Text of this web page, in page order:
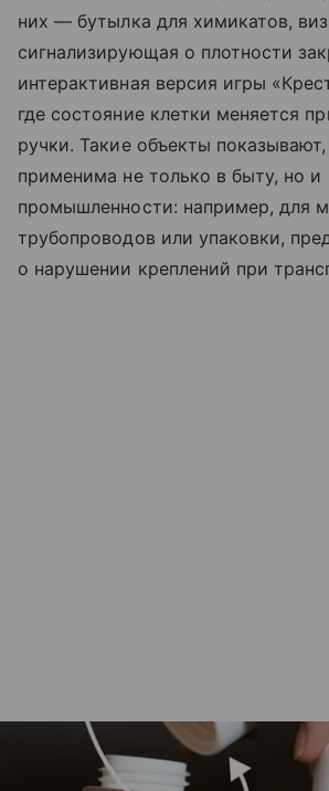
них — бутылка для химикатов,
сигнализирующая о плотности
интерактивная версия игры
где состояние клетки меняется
ручки. Такие объекты
применима не только в быту, но и
промышленности: например, для
трубопроводов или упаковки,
о нарушении креплений при